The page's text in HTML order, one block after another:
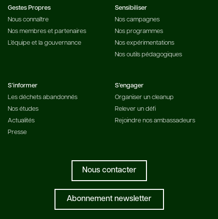
Gestes Propres
Nous connaître
Nos membres et partenaires
L’équipe et la gouvernance
Sensibiliser
Nos campagnes
Nos programmes
Nos expérimentations
Nos outils pédagogiques
S’informer
Les déchets abandonnés
Nos études
Actualités
Presse
S’engager
Organiser un cleanup
Relever un défi
Rejoindre nos ambassadeurs
Nous contacter
Abonnement newsletter